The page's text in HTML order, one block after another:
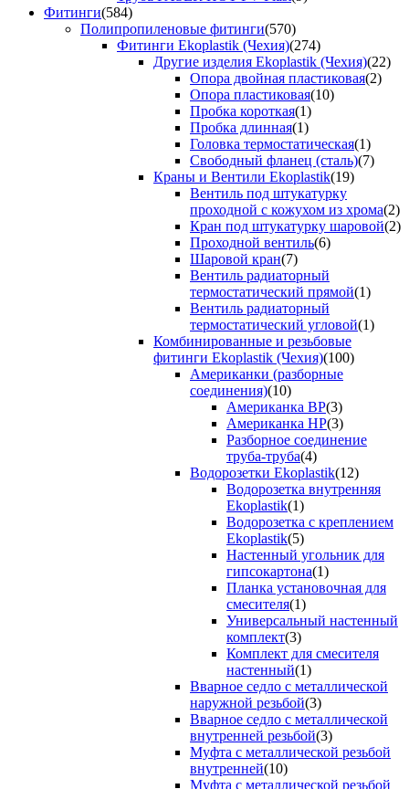
Фитинги(584)
Полипропиленовые фитинги(570)
Фитинги Ekoplastik (Чехия)(274)
Другие изделия Ekoplastik (Чехия)(22)
Опора двойная пластиковая(2)
Опора пластиковая(10)
Пробка короткая(1)
Пробка длинная(1)
Головка термостатическая(1)
Свободный фланец (сталь)(7)
Краны и Вентили Ekoplastik(19)
Вентиль под штукатурку
проходной с кожухом из хрома(2)
Кран под штукатурку шаровой(2)
Проходной вентиль(6)
Шаровой кран(7)
Вентиль радиаторный
термостатический прямой(1)
Вентиль радиаторный
термостатический угловой(1)
Комбинированные и резьбовые
фитинги Ekoplastik (Чехия)(100)
Американки (разборные
соединения)(10)
Американка ВР(3)
Американка НР(3)
Разборное соединение
труба-труба(4)
Водорозетки Ekoplastik(12)
Водорозетка внутренняя
Ekoplastik(1)
Водорозетка с креплением
Ekoplastik(5)
Настенный угольник для
гипсокартона(1)
Планка установочная для
смесителя(1)
Универсальный настенный
комплект(3)
Комплект для смесителя
настенный(1)
Вварное седло с металлической
наружной резьбой(3)
Вварное седло с металлической
внутренней резьбой(3)
Муфта с металлической резьбой
внутренней(10)
Муфта с металлической резьбой